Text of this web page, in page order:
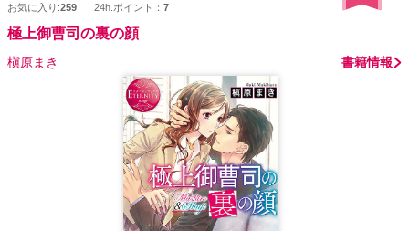
お気に入り:259 24h.ポイント： 7
極上御曹司の裏の顔
槇原まき 書籍情報